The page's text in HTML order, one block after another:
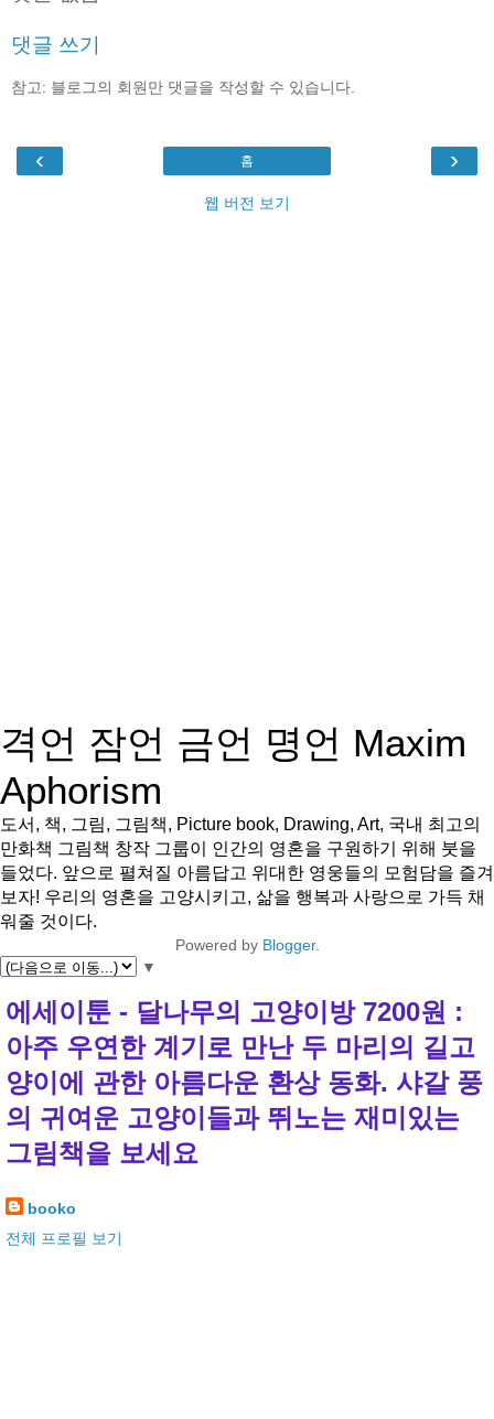
댓글 쓰기
참고: 블로그의 회원만 댓글을 작성할 수 있습니다.
‹ ›
홈
웹 버전 보기
격언 잠언 금언 명언 Maxim
Aphorism
도서, 책, 그림, 그림책, Picture book, Drawing, Art, 국내 최고의
만화책 그림책 창작 그룹이 인간의 영혼을 구원하기 위해 붓을
들었다. 앞으로 펼쳐질 아름답고 위대한 영웅들의 모험담을 즐겨
보자! 우리의 영혼을 고양시키고, 삶을 행복과 사랑으로 가득 채
워줄 것이다.
Powered by Blogger.
▼
에세이툰 - 달나무의 고양이방 7200원 :
아주 우연한 계기로 만난 두 마리의 길고
양이에 관한 아름다운 환상 동화. 샤갈 풍
의 귀여운 고양이들과 뛰노는 재미있는
그림책을 보세요
booko
전체 프로필 보기